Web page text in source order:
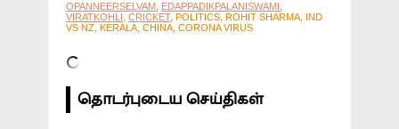
OPANNEERSELVAM, EDAPPADIKPALANISWAMI ,
VIRATKOHLI , CRICKET, POLITICS, ROHIT SHARMA, IND
VS NZ, KERALA, CHINA, CORONA VIRUS
தொடர்புடைய செய்திகள்